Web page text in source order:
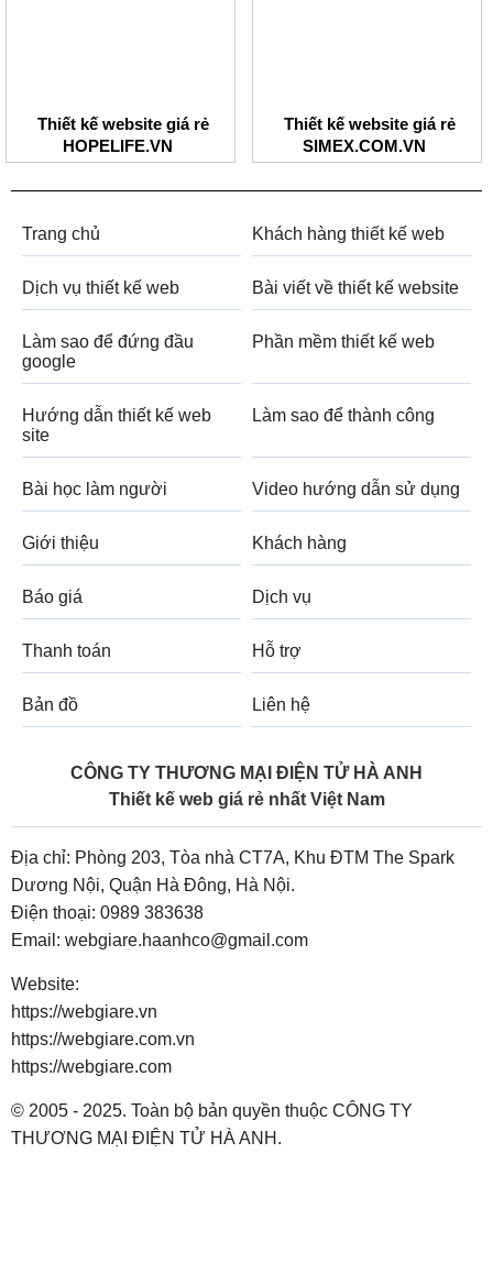
Thiết kế website giá rẻ
HOPELIFE.VN
Thiết kế website giá rẻ
SIMEX.COM.VN
Trang chủ Khách hàng thiết kế web
Dịch vụ thiết kế web Bài viết về thiết kế website
Làm sao để đứng đầu
google
Phần mềm thiết kế web
Hướng dẫn thiết kế web
site
Làm sao để thành công
Bài học làm người Video hướng dẫn sử dụng
Giới thiệu Khách hàng
Báo giá Dịch vụ
Thanh toán Hỗ trợ
Bản đồ Liên hệ
CÔNG TY THƯƠNG MẠI ĐIỆN TỬ HÀ ANH
Thiết kế web giá rẻ nhất Việt Nam
Địa chỉ: Phòng 203, Tòa nhà CT7A, Khu ĐTM The Spark
Dương Nội, Quận Hà Đông, Hà Nội.
Điện thoại: 0989 383638
Email: webgiare.haanhco@gmail.com
Website:
https://webgiare.vn
https://webgiare.com.vn
https://webgiare.com
© 2005 - 2025. Toàn bộ bản quyền thuộc CÔNG TY
THƯƠNG MẠI ĐIỆN TỬ HÀ ANH.